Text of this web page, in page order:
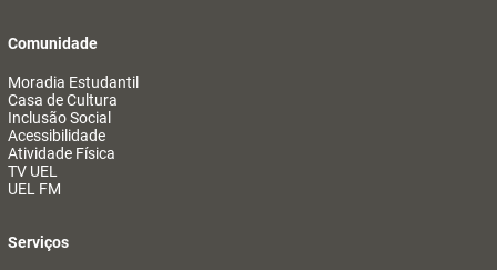
Comunidade
Moradia Estudantil
Casa de Cultura
Inclusão Social
Acessibilidade
Atividade Física
TV UEL
UEL FM
Serviços